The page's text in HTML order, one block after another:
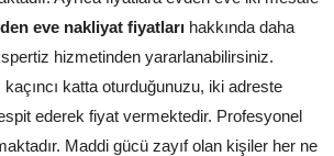
eve nakliyat fiyatları hakkında daha
hizmetinden yararlanabilirsiniz.
katta oturduğunuzu, iki adreste
ederek fiyat vermektedir. Profesyonel
Maddi gücü zayıf olan kişiler her ne